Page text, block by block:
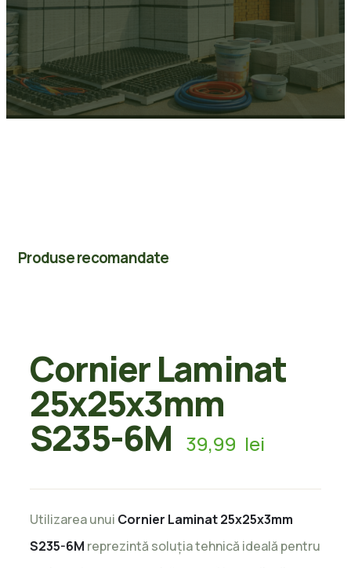
Cornier Laminat
25x25x3mm
S235-6M 39,99 lei
Utilizarea unui Cornier Laminat 25x25x3mm
S235-6M reprezintă soluția tehnică ideală pentru
Produse recomandate